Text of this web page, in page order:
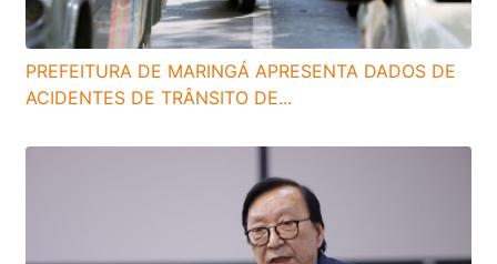
PREFEITURA DE MARINGÁ APRESENTA DADOS DE
ACIDENTES DE TRÂNSITO DE...